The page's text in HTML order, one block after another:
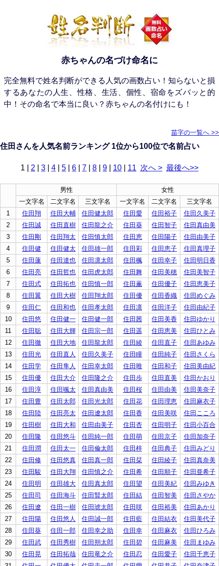
赤ちゃんの名づけ命名に
完全無料で姓名判断ができる人気の画数占い！知らないと損
するあなたの人生、性格、生活、個性、宿命をズバッと的
中！その命名で本当に良い？赤ちゃんの名付けにも！
苗字の一覧へ >>
住田さんを人気名前ランキング 1位から100位で名前占い
1 2 3 4 5 6 7 8 9 10 11 次へ > 最後へ>>
男性
女性
一文字名
二文字名 三文字名 一文字名 二文字名
三文字名
1
住田翔 住田大輔 住田健太郎 住田愛 住田裕子
住田久美子
2
住田誠 住田直樹 住田龍之介 住田葵 住田智子
住田真由美
3
住田剛 住田翔太 住田慎太郎 住田恵 住田陽子
住田由美子
4
住田健 住田健太 住田雄一郎 住田彩 住田恵子
住田真理子
5
住田蓮 住田達也 住田凛太郎 住田楓 住田幸子
住田明日香
6
住田亮 住田哲也 住田虎太郎 住田舞 住田美穂
住田美智子
7
住田式 住田拓也 住田慎一郎 住田薫 住田優子
住田恵美子
8
住田翼 住田大樹 住田翔太郎 住田優 住田香織
住田めぐみ
9
住田仁 住田和也 住田孝太郎 住田凛 住田洋子
住田由紀子
10
住田悠 住田健一 住田健一郎 住田茜 住田美香
住田ゆかり
11
住田聡 住田大輝 住田宗一郎 住田遥 住田恵美
住田ひとみ
12
住田徹 住田大地 住田龍太郎 住田綾 住田直子
住田あゆみ
13
住田光 住田直人 住田久美子 住田瞳 住田純子
住田さくら
14
住田学 住田隼人 住田幸太郎 住田唯 住田和子
住田美由紀
15
住田優 住田大介 住田隆之介 住田歩 住田直美
住田かおり
16
住田淳 住田颯太 住田真由美 住田桜 住田由美
住田美奈子
17
住田豊 住田太郎 住田光太郎 住田花 住田理恵
住田麻衣子
18
住田陸 住田亮太 住田遼太郎 住田香 住田美咲
住田こころ
19
住田樹 住田大和 住田由美子 住田杏 住田明子
住田小百合
20
住田隆 住田悠斗 住田純一郎 住田萌 住田京子
住田加奈子
21
住田潤 住田太一 住田倫太郎 住田梓 住田典子
住田みどり
22
住田修 住田悠真 住田真一郎 住田栞 住田綾子
住田真奈美
23
住田駿 住田大翔 住田慎之介 住田希 住田順子
住田亜希子
24
住田明 住田雄大 住田真太郎 住田望 住田美紀
住田みゆき
25
住田司 住田海斗 住田賢太郎 住田結 住田智美
住田さやか
26
住田遼 住田一樹 住田琥太郎 住田咲 住田裕美
住田あかり
27
住田陽 住田悠人 住田誠一郎 住田藍 住田結衣
住田美代子
28
住田葵 住田一郎 住田幸之助 住田幸 住田麻衣
住田ひろみ
29
住田武 住田秀樹 住田朔太郎 住田碧 住田麻美
住田まゆみ
30
住田晃 住田拓哉 住田竜之介 住田忍 住田愛子
住田千恵子